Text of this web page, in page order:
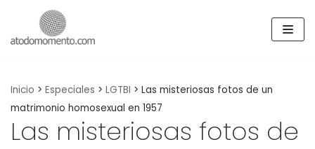
Skip
Inicio > Especiales > LGTBI > Las misteriosas fotos de un
matrimonio homosexual en 1957
Las misteriosas fotos de